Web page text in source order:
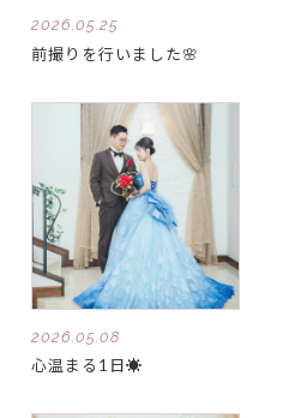
2026.05.25
前撮りを行いました🌸
2026.05.08
心温まる1日☀